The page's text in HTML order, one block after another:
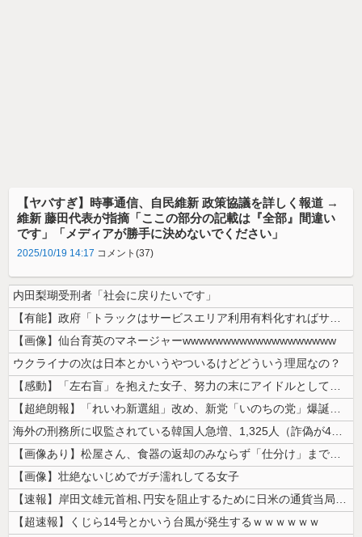
【ヤバすぎ】時事通信、自民維新 政策協議を詳しく報道 →
維新 藤田代表が指摘「ここの部分の記載は『全部』間違い
です」「メディアが勝手に決めないでください」
2025/10/19 14:17 コメント(37)
内田梨瑚受刑者「社会に戻りたいです」
【有能】政府「トラックはサービスエリア利用有料化すればサボらず走るし流...
【画像】仙台育英のマネージャーwwwwwwwwwwwwwwwwwww
ウクライナの次は日本とかいうやついるけどどういう理屈なの？
【感動】「左右盲」を抱えた女子、努力の末にアイドルとしてデビューするｗ...
【超絶朗報】「れいわ新選組」改め、新党「いのちの党」爆誕！！！うおおお...
海外の刑務所に収監されている韓国人急増、1,325人（詐偽が4分の1）...
【画像あり】松屋さん、食器の返却のみならず「仕分け」まで客にやらせてし...
【画像】壮絶ないじめでガチ濡れしてる女子
【速報】岸田文雄元首相､円安を阻止するために日米の通貨当局が実施した為...
【超速報】くじら14号とかいう台風が発生するｗｗｗｗｗｗ